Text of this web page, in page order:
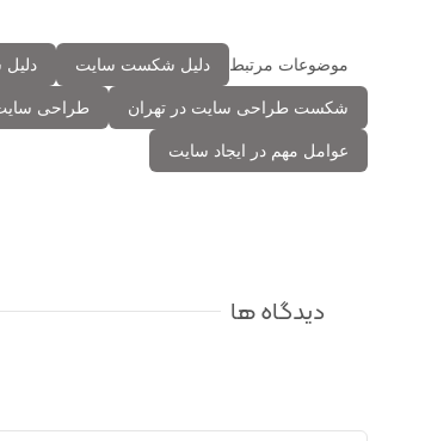
موضوعات مرتبط دلیل شکست سایت
شکست طراحی سایت در تهران طراحی
عوامل مهم در ایجاد سایت
دیدگاه ها